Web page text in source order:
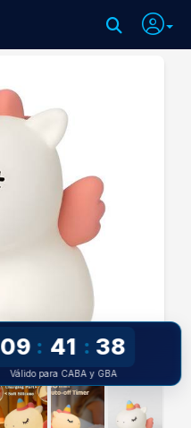
09 : 41 : 37
Válido para CABA y GBA